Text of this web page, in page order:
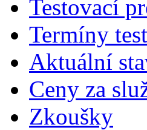
Testovací
Termíny
Aktuální
Ceny za
Zkoušky